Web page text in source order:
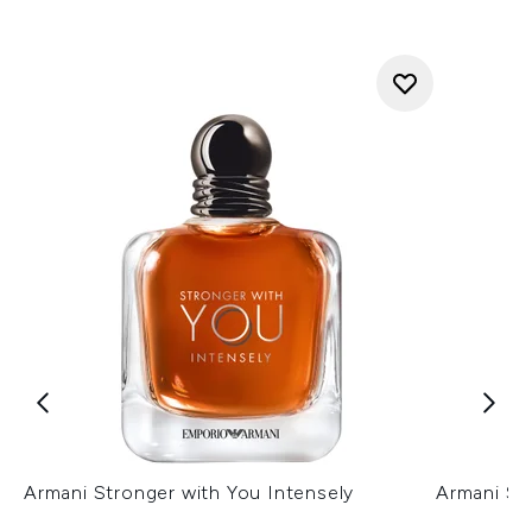
Armani Stronger with You Intensely
Armani